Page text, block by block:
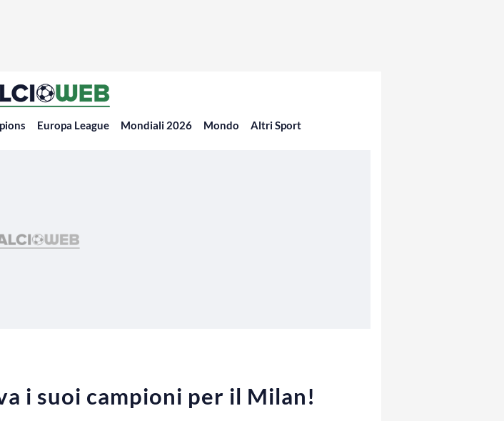
Europa League Mondiali 2026 Mondo Altri Sport
i suoi campioni per il Milan!